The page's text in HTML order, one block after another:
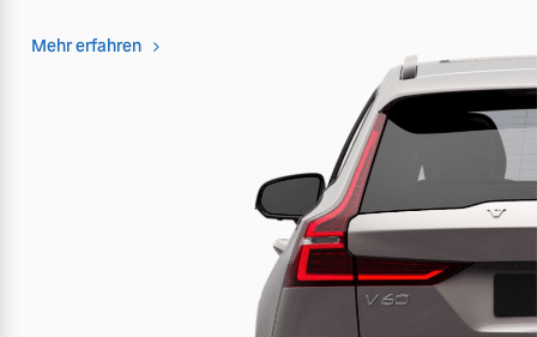
Mehr erfahren